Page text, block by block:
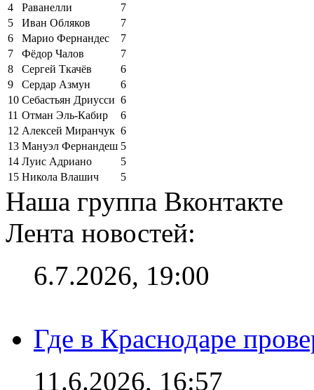
4
Раванелли
7
5
Иван Обляков
7
6
Марио Фернандес
7
7
Фёдор Чалов
7
8
Сергей Ткачёв
6
9
Сердар Азмун
6
10 Себастьян Дриусси 6
11 Отман Эль-Кабир
6
12 Алексей Миранчук 6
13 Мануэл Фернандеш 5
14 Луис Адриано
5
15 Никола Влашич 5
Наша группа Вконтакте
Лента новостей:
6.7.2026, 19:00
Где в Краснодаре
11.6.2026, 16:57